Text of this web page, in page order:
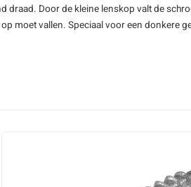
draad. Door de kleine lenskop valt de
moet vallen. Speciaal voor een donkere